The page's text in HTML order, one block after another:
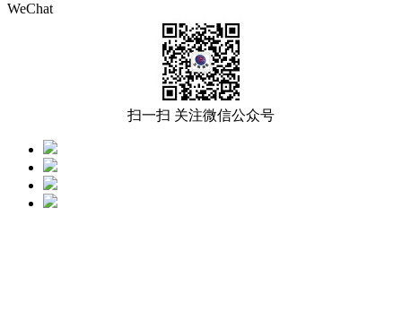
WeChat
扫一扫 关注微信公众号